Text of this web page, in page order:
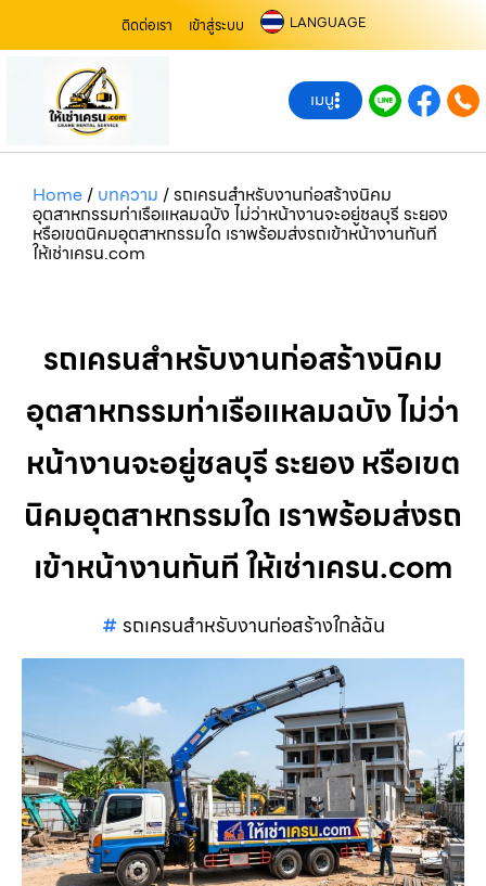
ติดต่อเรา เข้าสู่ระบบ LANGUAGE
เมนู
Home/ บทความ /รถเครนสำหรับงานก่อสร้างนิคม
อุตสาหกรรมท่าเรือแหลมฉบัง ไม่ว่าหน้างานจะอยู่ชลบุรี ระยอง
หรือเขตนิคมอุตสาหกรรมใด เราพร้อมส่งรถเข้าหน้างานทันที
ให้เช่าเครน.com
รถเครนสำหรับงานก่อสร้างนิคม
อุตสาหกรรมท่าเรือแหลมฉบัง ไม่ว่า
หน้างานจะอยู่ชลบุรี ระยอง หรือเขต
นิคมอุตสาหกรรมใด เราพร้อมส่งรถ
เข้าหน้างานทันที ให้เช่าเครน.com
รถเครนสำหรับงานก่อสร้างใกล้ฉัน